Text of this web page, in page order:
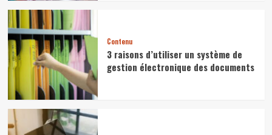
Contenu
3 raisons d’utiliser un système de
gestion électronique des documents